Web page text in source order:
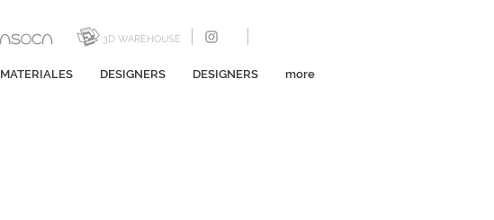
MATERIALES DESIGNERS DESIGNERS more
3D WAREHOUSE